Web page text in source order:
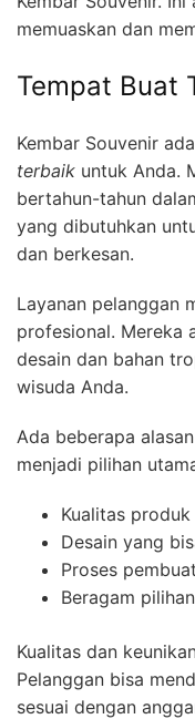
memuaskan dan
Tempat Buat
Kembar Souvenir
terbaik untuk Anda.
bertahun-tahun
yang dibutuhkan
dan berkesan.
Layanan pelanggan
profesional. Mereka
desain dan bahan
wisuda Anda.
Ada beberapa
menjadi pilihan
Kualitas
Desain yang
Proses
Beragam
Kualitas dan
Pelanggan bisa
sesuai dengan